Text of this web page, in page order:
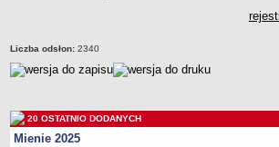
Dane podstawowe
Statut
Godziny dyżurów
Liczba odsłon: 2340
20 OSTATNIO DODANYCH
Mienie 2025